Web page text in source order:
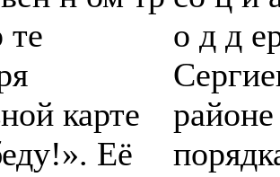
те
карте
Её
о д д